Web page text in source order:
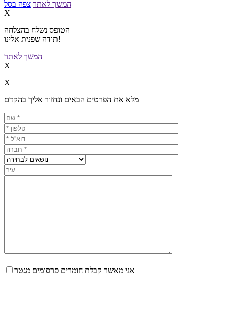
המשך לאתר צפה בסל
X
הטופס נשלח בהצלחה
תודה שפנית אלינו!
המשך לאתר
X
X
מלא את הפרטים הבאים ונחזור אליך בהקדם
אני מאשר קבלת חומרים פרסומים מגטר